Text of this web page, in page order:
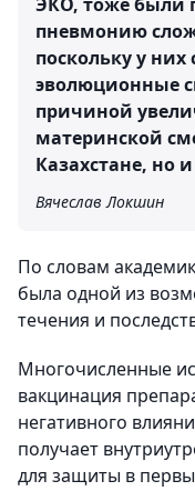
пневмонию
поскольку у
эволюционные
причиной
материнской
Казахстане, но
Вячеслав Локшин
По словам
была одной из
течения и
Многочисленные
вакцинация
негативного
получает
для защиты в